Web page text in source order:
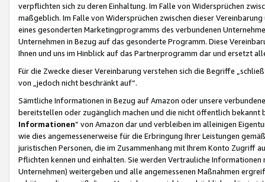
verpflichten sich zu deren Einhaltung. Im Falle von Widersprüchen
maßgeblich. Im Falle von Widersprüchen zwischen dieser
eines gesonderten Marketingprogramms des verbundenen
Unternehmen in Bezug auf das gesonderte Programm. Diese
Ihnen und uns im Hinblick auf das Partnerprogramm dar und ersetzt
Für die Zwecke dieser Vereinbarung verstehen sich die Begriffe
von „jedoch nicht beschränkt auf“.
Sämtliche Informationen in Bezug auf Amazon oder unsere
bereitstellen oder zugänglich machen und die nicht öffentlich
Informationen“ von Amazon dar und verbleiben im alleinigen
wie dies angemessenerweise für die Erbringung Ihrer Leistungen
juristischen Personen, die im Zusammenhang mit Ihrem Konto
Pflichten kennen und einhalten. Sie werden Vertrauliche
Unternehmen) weitergeben und alle angemessenen Maßnahmen